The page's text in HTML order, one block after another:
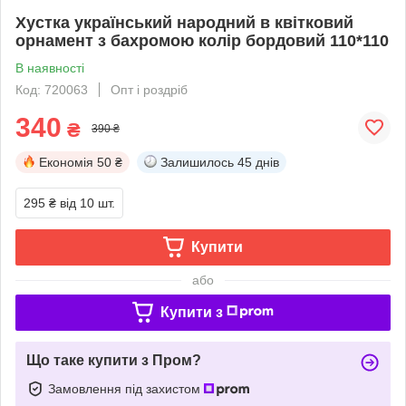
Хустка український народний в квітковий
орнамент з бахромою колір бордовий 110*110
В наявності
Код: 720063
Опт і роздріб
340 ₴ 390 ₴
Економія 50 ₴ Залишилось 45 днів
295 ₴ від 10 шт.
Купити
або
Купити з
Що таке купити з Пром?
Замовлення під захистом